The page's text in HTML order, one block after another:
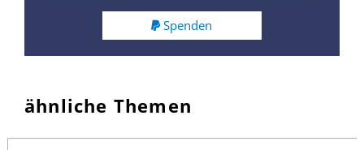
Spenden
ähnliche Themen